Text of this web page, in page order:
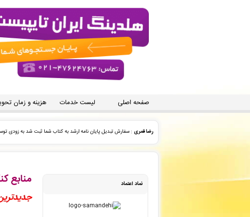
صفحه اصلی لیست خدمات هزینه و زمان
مهران درویش: پیش فاکتور شما با موفقیت پرداخت شد و سفارش تایپ،
مهران درویش: پیش فاکتور شما با موفقیت پرداخت شد و سفارش تایپ،
: سفارش بازنویسی سایت شما بررسی و پیش فاکتور برای شما
نماد اعتماد منابع